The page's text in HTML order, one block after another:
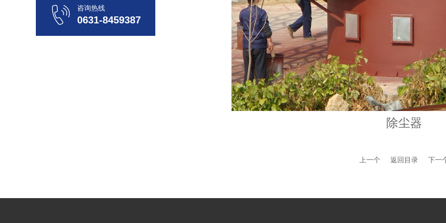
咨询热线
0631-8459387
除尘器
上一个 返回目录 下一